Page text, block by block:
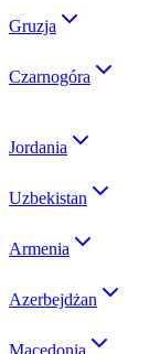
Gruzja
Czarnogóra
Jordania
Uzbekistan
Armenia
Azerbejdżan
Macedonia